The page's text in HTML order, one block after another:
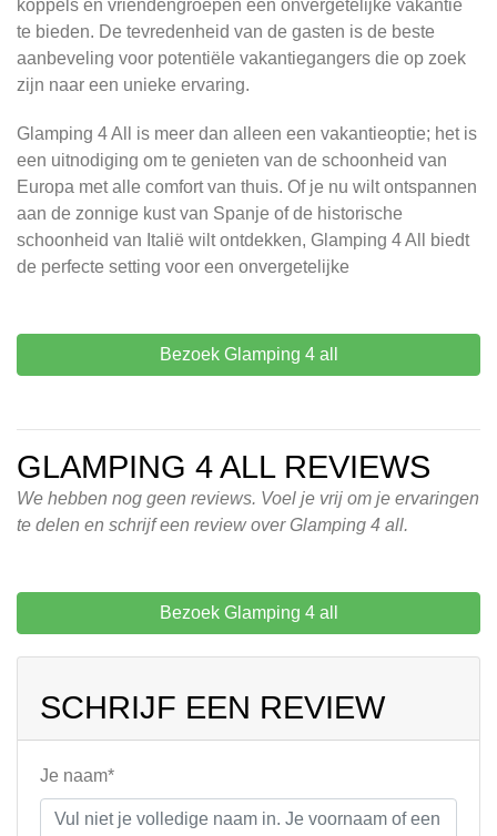
koppels en vriendengroepen een onvergetelijke vakantie
te bieden. De tevredenheid van de gasten is de beste
aanbeveling voor potentiële vakantiegangers die op zoek
zijn naar een unieke ervaring.
Glamping 4 All is meer dan alleen een vakantieoptie; het is
een uitnodiging om te genieten van de schoonheid van
Europa met alle comfort van thuis. Of je nu wilt ontspannen
aan de zonnige kust van Spanje of de historische
schoonheid van Italië wilt ontdekken, Glamping 4 All biedt
de perfecte setting voor een onvergetelijke
Bezoek Glamping 4 all
GLAMPING 4 ALL REVIEWS
We hebben nog geen reviews. Voel je vrij om je ervaringen
te delen en schrijf een review over Glamping 4 all.
Bezoek Glamping 4 all
SCHRIJF EEN REVIEW
Je naam*